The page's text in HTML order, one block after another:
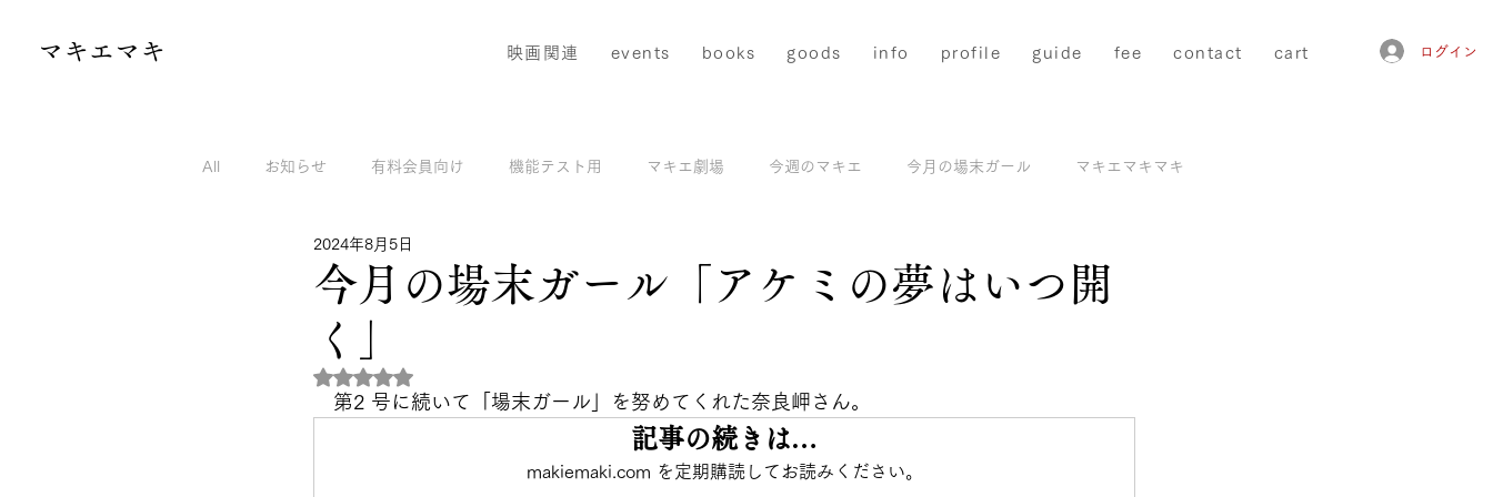
映画関連 events books goods info profile guide fee contact cart
​マキエマキ ログイン
All お知らせ 有料会員向け 機能テスト用 マキエ劇場 今週のマキエ 今月の場末ガール マキエマキマキ
マキエマキのnoteから
今月の場末ガール「アケミの夢はいつ開
く」
2024年8月5日
5つ星のうちNaNと評価されています。
第2 号に続いて「場末ガール」を努めてくれた奈良岬さん。
記事の続きは…
makiemaki.com を定期購読してお読みください。